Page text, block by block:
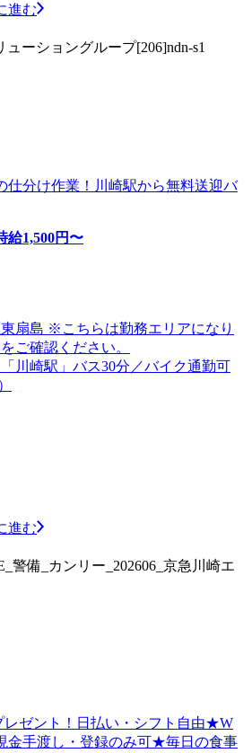
進む
ーショングループ[206]ndn-s1
仕分け作業！川崎駅から無料送迎バ
給1,500円〜
扇島 ※こちらは勤務エリアになり
ご確認ください。
川崎駅」バス30分／バイク通勤可
進む
警備_カンリー_202606_京急川崎エ
レゼント！日払い・シフト自由★W
金手渡し・登録のみ可★毎日の食事